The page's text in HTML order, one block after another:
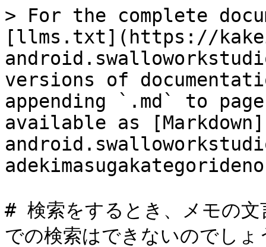
> For the complete
[llms.txt](https://
versions of
appending `.md` to
available as
# 検索をするとき、メモの
での検索はできないのでしょ